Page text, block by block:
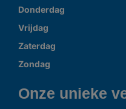
Donderdag
Vrijdag
Zaterdag
Zondag
Onze unieke